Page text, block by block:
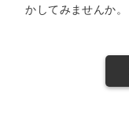
かしてみませんか。